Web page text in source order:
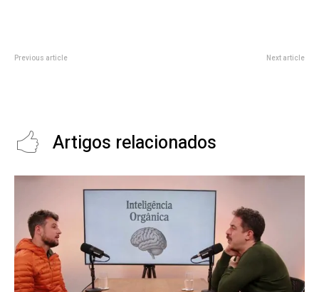
Previous article Next article
Artigos relacionados